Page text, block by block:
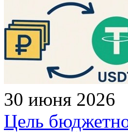
30 июня 2026
Цель